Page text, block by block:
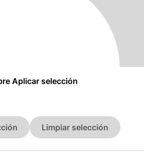
Aplicar selección
Limpiar selección